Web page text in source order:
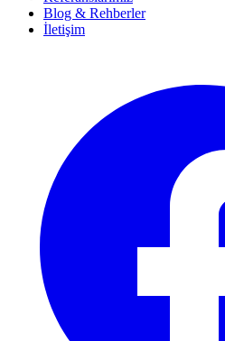
Blog & Rehberler
İletişim